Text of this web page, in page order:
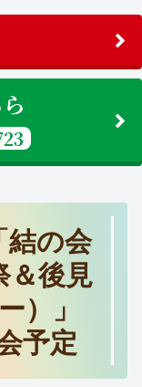
結の会
＆後見
）」
予定